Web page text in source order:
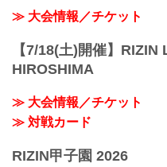
≫ 大会情報／チケット
【7/18(土)開催】
HIROSHIMA
≫ 大会情報／チケット
≫ 対戦カード
RIZIN甲子園 2026